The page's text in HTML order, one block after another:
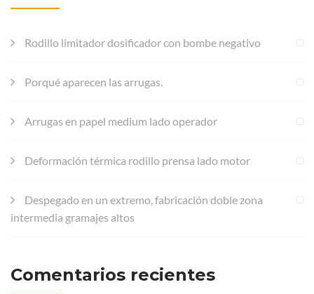
Rodillo limitador dosificador con bombe negativo
Porqué aparecen las arrugas.
Arrugas en papel medium lado operador
Deformación térmica rodillo prensa lado motor
Despegado en un extremo, fabricación doble zona
intermedia gramajes altos
Comentarios recientes